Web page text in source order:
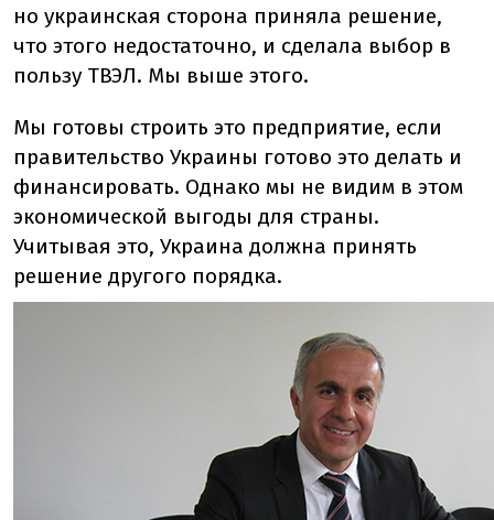
но украинская сторона приняла решение,
что этого недостаточно, и сделала выбор в
пользу ТВЭЛ. Мы выше этого.
Мы готовы строить это предприятие, если
правительство Украины готово это делать и
финансировать. Однако мы не видим в этом
экономической выгоды для страны.
Учитывая это, Украина должна принять
решение другого порядка.